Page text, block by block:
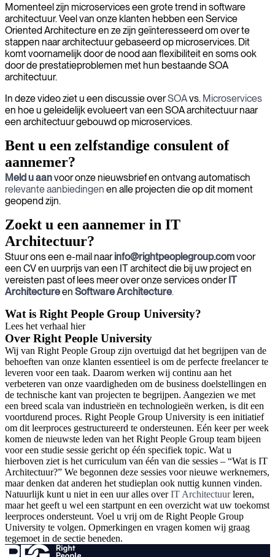
Momenteel zijn microservices een grote trend in software
architectuur. Veel van onze klanten hebben een Service
Oriented Architecture en ze zijn geïnteresseerd om over te
stappen naar architectuur gebaseerd op microservices. Dit
komt voornamelijk door de nood aan flexibiliteit en soms ook
door de prestatieproblemen met hun bestaande SOA
architectuur.
In deze video ziet u een discussie overSOAvs. Microservices
en hoe u geleidelijk evolueert van een SOA architectuur naar
een architectuur gebouwd op microservices.
Bent u een zelfstandige consulent of
aannemer?
Meld u aanvoor onze nieuwsbrief en ontvang automatisch
relevante aanbiedingen en alle projecten die op dit moment
geopend zijn.
Zoekt u een aannemer in IT
Architectuur?
Stuur ons een e-mail naarinfo@rightpeoplegroup.comvoor
een CV en uurprijs van een IT architect die bij uw project en
vereisten past of lees meer over onze services onderIT
Architectureen Software Architecture.
Wat is Right People Group University?
Lees het verhaal hier
Over Right People University
Wij van Right People Group zijn overtuigd dat het begrijpen van de
behoeften van onze klanten essentieel is om de perfecte freelancer te
leveren voor een taak. Daarom werken wij continu aan het
verbeteren van onze vaardigheden om de business doelstellingen en
de technische kant van projecten te begrijpen. Aangezien we met
een breed scala van industrieën en technologieën werken, is dit een
voortdurend proces. Right People Group University is een initiatief
om dit leerproces gestructureerd te ondersteunen. Eén keer per week
komen de nieuwste leden van het Right People Group team bijeen
voor een studie sessie gericht op één specifiek topic. Wat u
hierboven ziet is het curriculum van één van die sessies – “Wat is IT
Architectuur?” We begonnen deze sessies voor nieuwe werknemers,
maar denken dat anderen het studieplan ook nuttig kunnen vinden.
Natuurlijk kunt u niet in een uur alles overIT Architectuurleren,
maar het geeft u wel een startpunt en een overzicht wat uw toekomst
leerproces ondersteunt. Voel u vrij om de Right People Group
University te volgen. Opmerkingen en vragen komen wij graag
tegemoet in de sectie beneden.